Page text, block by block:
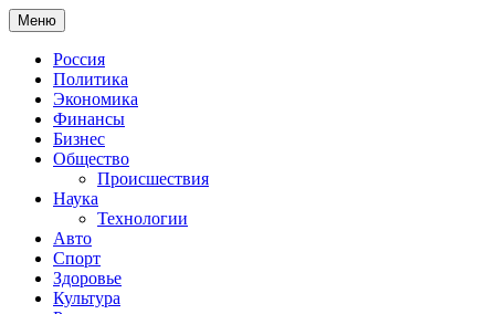
Меню
Россия
Политика
Экономика
Финансы
Бизнес
Общество
Происшествия
Наука
Технологии
Авто
Спорт
Здоровье
Культура